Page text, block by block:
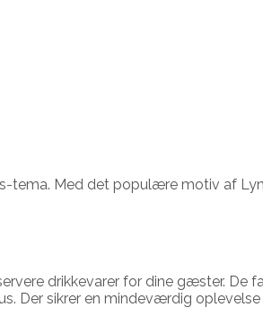
tema. Med det populære motiv af
drikkevarer for dine gæster.
Der sikrer en mindeværdig